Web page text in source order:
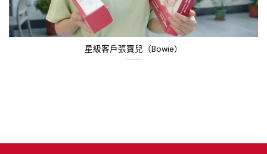
星級客戶張寶兒（Bowie）